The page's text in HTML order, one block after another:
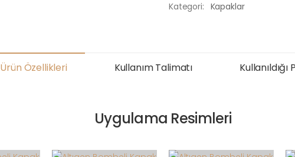
Kategori: Kapaklar
Ürün Özellikleri Kullanım Talimatı
Uygulama Resimleri